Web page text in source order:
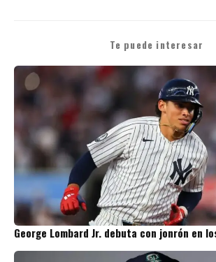
Te puede interesar
George Lombard Jr. debuta con jonrón en